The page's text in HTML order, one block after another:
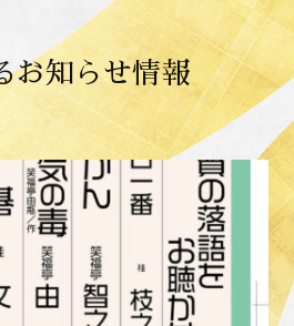
お知らせ情報